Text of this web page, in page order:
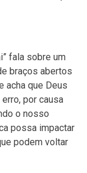
fala sobre um
braços abertos
acha que Deus
por causa
o nosso
possa impactar
podem voltar